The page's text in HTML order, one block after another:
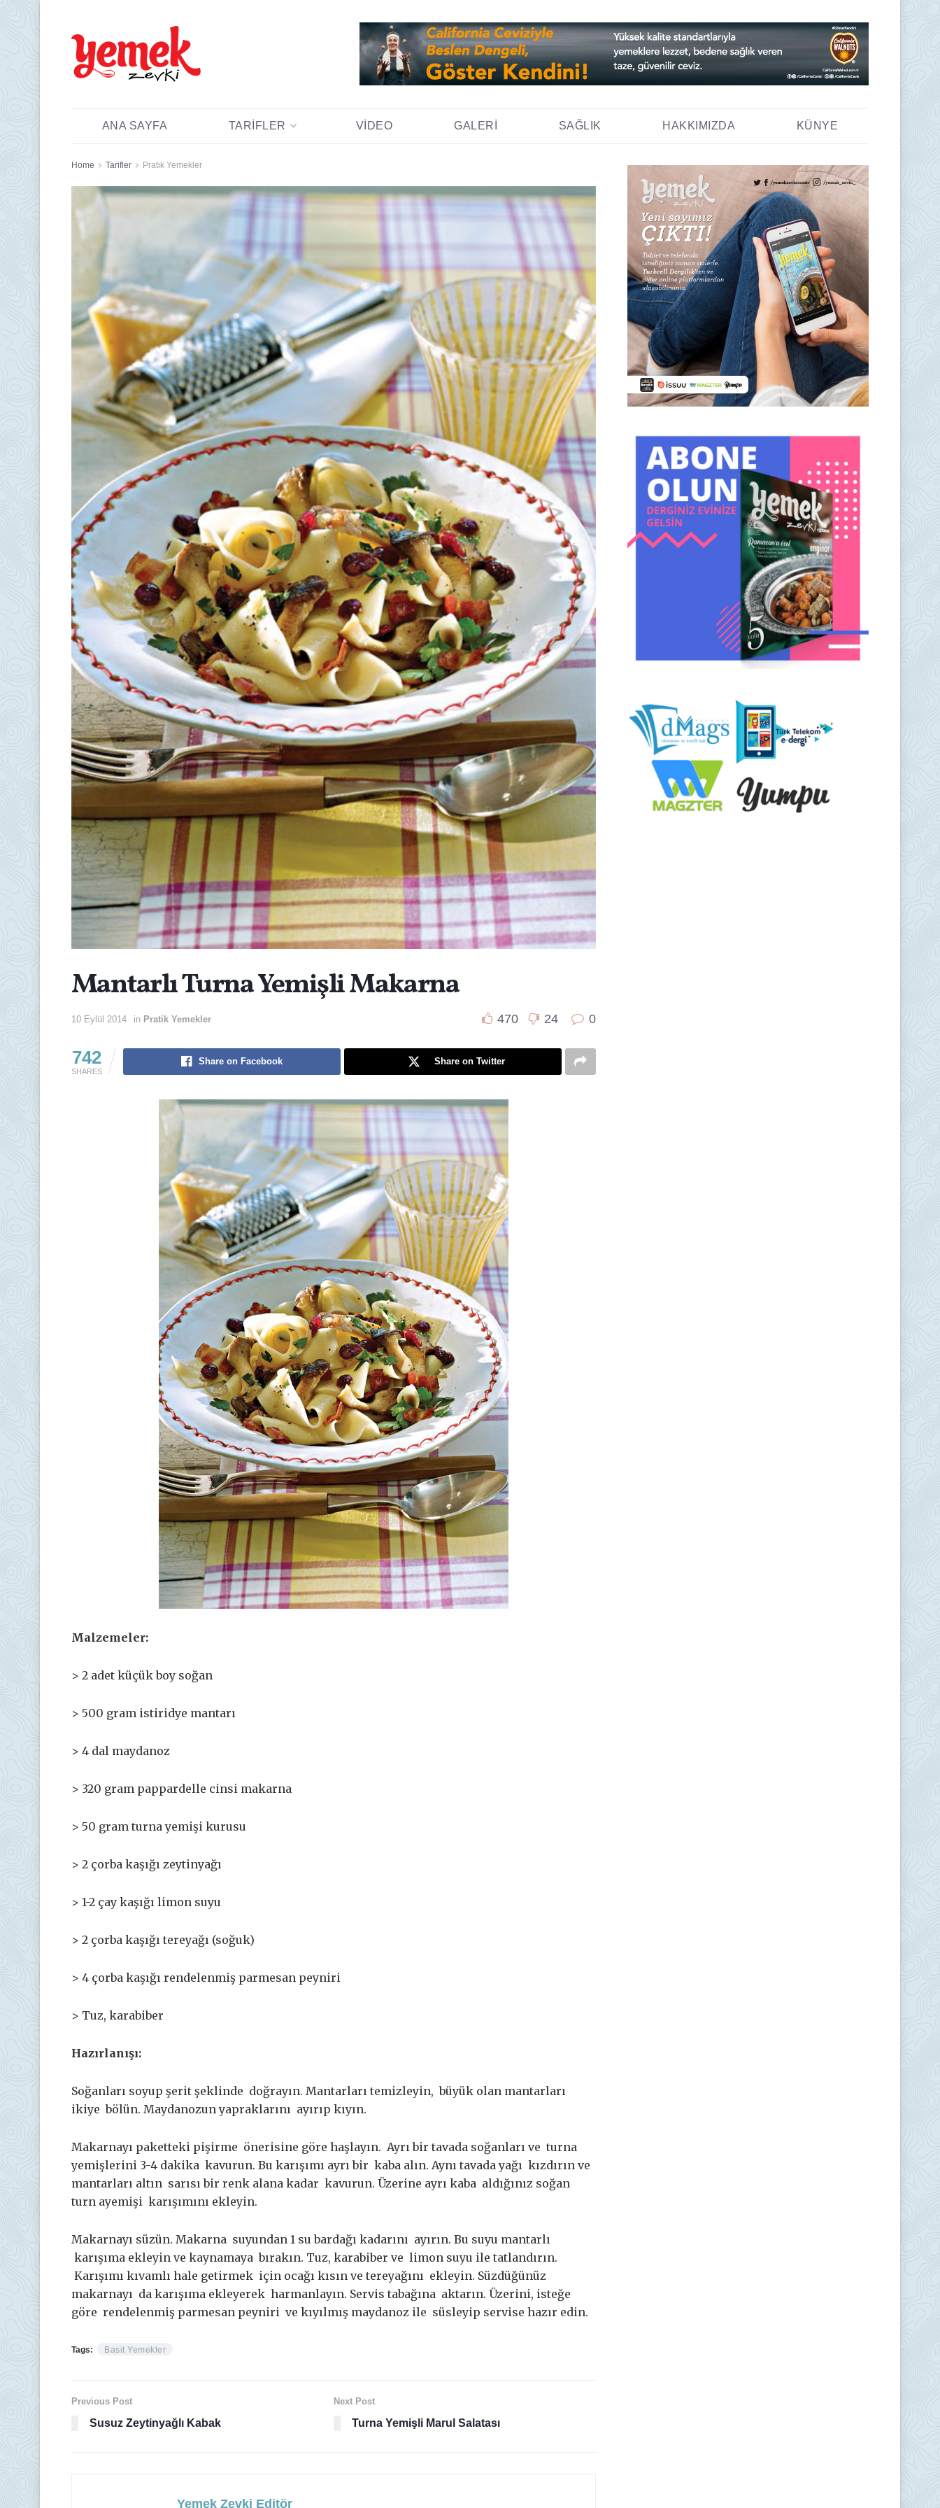
ANA SAYFA TARIFLER VIDEO GALERI SAĞLIK HAKKIMIZDA KÜNYE
Home Tarifler Pratik Yemekler
Mantarlı Turna Yemişli Makarna
10 Eylül 2014 in Pratik Yemekler 470 24 0
742
SHARES
Share on Facebook Share on Twitter
Malzemeler:
> 2 adet küçük boy soğan
> 500 gram istiridye mantarı
> 4 dal maydanoz
> 320 gram pappardelle cinsi makarna
> 50 gram turna yemişi kurusu
> 2 çorba kaşığı zeytinyağı
> 1-2 çay kaşığı limon suyu
> 2 çorba kaşığı tereyağı (soğuk)
> 4 çorba kaşığı rendelenmiş parmesan peyniri
> Tuz, karabiber
Hazırlanışı:
Soğanları soyup şerit şeklinde doğrayın. Mantarları temizleyin, büyük olan mantarları
ikiye bölün. Maydanozun yapraklarını ayırıp kıyın.
Makarnayı paketteki pişirme önerisine göre haşlayın. Ayrı bir tavada soğanları ve turna
yemişlerini 3-4 dakika kavurun. Bu karışımı ayrı bir kaba alın. Aynı tavada yağı kızdırın ve
mantarları altın sarısı bir renk alana kadar kavurun. Üzerine ayrı kaba aldığınız soğan
turn ayemişi karışımını ekleyin.
Makarnayı süzün. Makarna suyundan 1 su bardağı kadarını ayırın. Bu suyu mantarlı
karışıma ekleyin ve kaynamaya bırakın. Tuz, karabiber ve limon suyu ile tatlandırın.
Karışımı kıvamlı hale getirmek için ocağı kısın ve tereyağını ekleyin. Süzdüğünüz
makarnayı da karışıma ekleyerek harmanlayın. Servis tabağına aktarın. Üzerini, isteğe
göre rendelenmiş parmesan peyniri ve kıyılmış maydanoz ile süsleyip servise hazır edin.
Tags: Basit Yemekler
Previous Post
Susuz Zeytinyağlı Kabak
Next Post
Turna Yemişli Marul Salatası
Yemek Zevki Editör